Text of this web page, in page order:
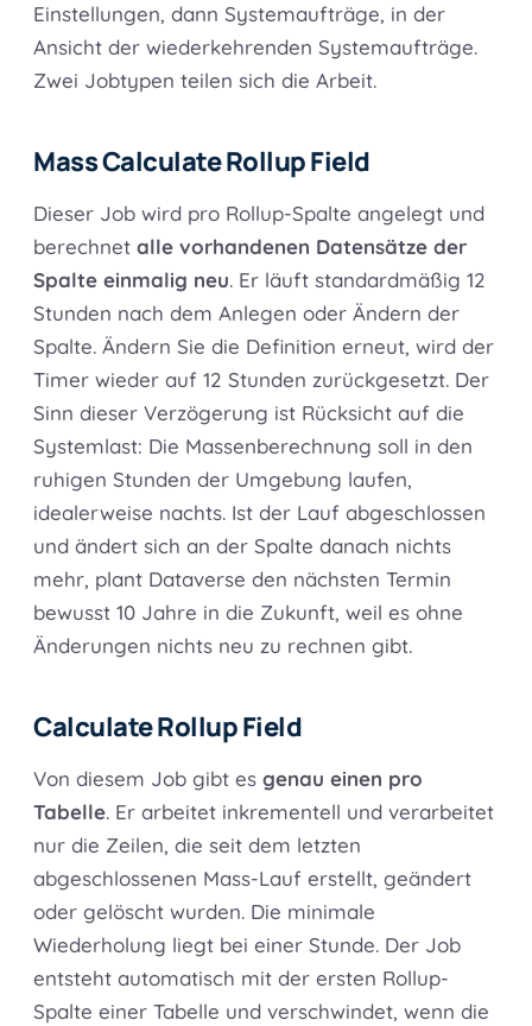
Einstellungen, dann Systemaufträge, in der
Ansicht der wiederkehrenden Systemaufträge.
Zwei Jobtypen teilen sich die Arbeit.
Mass Calculate Rollup Field
Dieser Job wird pro Rollup-Spalte angelegt und
berechnet alle vorhandenen Datensätze der
Spalte einmalig neu. Er läuft standardmäßig 12
Stunden nach dem Anlegen oder Ändern der
Spalte. Ändern Sie die Definition erneut, wird der
Timer wieder auf 12 Stunden zurückgesetzt. Der
Sinn dieser Verzögerung ist Rücksicht auf die
Systemlast: Die Massenberechnung soll in den
ruhigen Stunden der Umgebung laufen,
idealerweise nachts. Ist der Lauf abgeschlossen
und ändert sich an der Spalte danach nichts
mehr, plant Dataverse den nächsten Termin
bewusst 10 Jahre in die Zukunft, weil es ohne
Änderungen nichts neu zu rechnen gibt.
Calculate Rollup Field
Von diesem Job gibt es genau einen pro
Tabelle. Er arbeitet inkrementell und verarbeitet
nur die Zeilen, die seit dem letzten
abgeschlossenen Mass-Lauf erstellt, geändert
oder gelöscht wurden. Die minimale
Wiederholung liegt bei einer Stunde. Der Job
entsteht automatisch mit der ersten Rollup-
Spalte einer Tabelle und verschwindet, wenn die